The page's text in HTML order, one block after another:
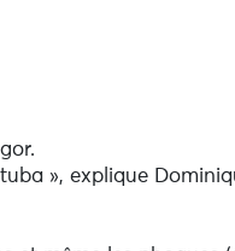
», explique